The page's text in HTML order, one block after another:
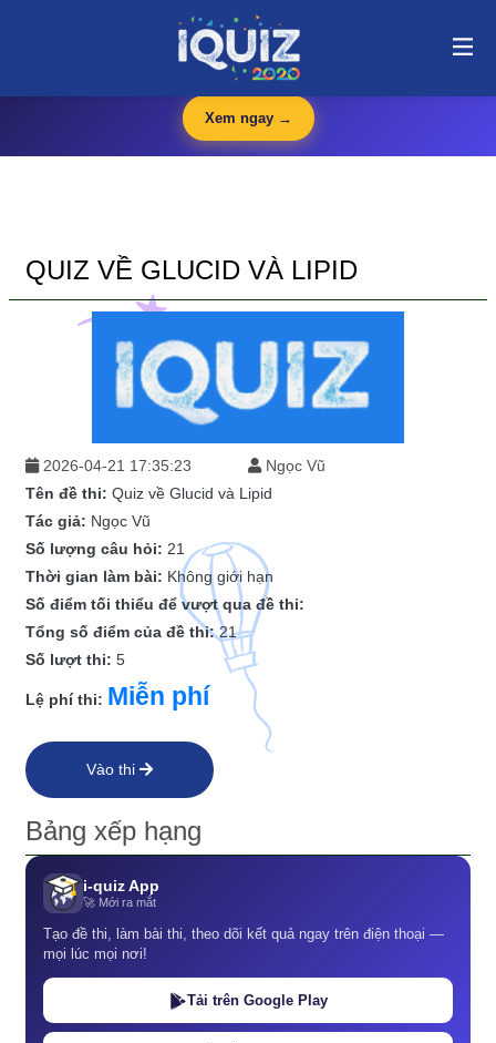
Quiz về Glucid và Lipid | i-quiz.vn@stop article@stop
🛍️
— Văn phòng phẩm, dụng cụ học tập giá tốt
Xem ngay →
QUIZ VỀ GLUCID VÀ LIPID
2026-04-21 17:35:23
Ngọc Vũ
Tên đề thi: Quiz về Glucid và Lipid
Tác giả: Ngọc Vũ
Số lượng câu hỏi: 21
Thời gian làm bài: Không giới hạn
Số điểm tối thiểu để vượt qua đề thi:
Tổng số điểm của đề thi:21
Số lượt thi: 5
Lệ phí thi: Miễn phí
Vào thi
Bảng xếp hạng
i-quiz App
🚀 Mới ra mắt
Tạo đề thi, làm bài thi, theo dõi kết quả ngay trên điện thoại —
mọi lúc mọi nơi!
Tải trên Google Play